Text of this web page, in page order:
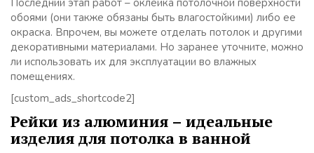
Последний этап работ – оклейка потолочной поверхности
обоями (они также обязаны быть влагостойкими) либо ее
окраска. Впрочем, вы можете отделать потолок и другими
декоративными материалами. Но заранее уточните, можно
ли использовать их для эксплуатации во влажных
помещениях.
[custom_ads_shortcode2]
Рейки из алюминия – идеальные
изделия для потолка в ванной